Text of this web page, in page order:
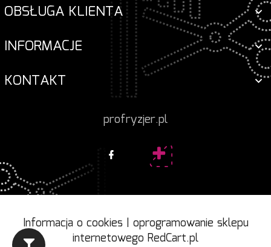
OBSŁUGA KLIENTA
INFORMACJE
KONTAKT
profryzjer.pl
Informacja o cookies | oprogramowanie sklepu
internetowego RedCart.pl